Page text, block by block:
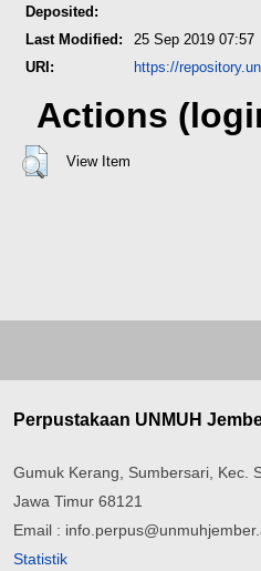
Deposited:
Last Modified:
25 Sep 2019 07:57
URI:
https://
Actions
View Item
Perpustakaan UNMUH
Gumuk Kerang, Sumbersari, Kec.
Jawa Timur 68121
Email :
Statistik